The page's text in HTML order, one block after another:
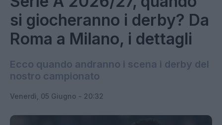
si giocheranno i derby? Da
Roma a Milano, i dettagli
Ecco quando andranno i scena i derby del
nostro campionato
Venerdì, 05 Giugno - 20:32